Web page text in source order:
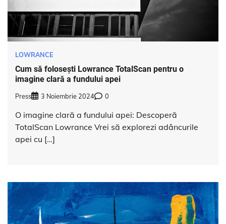
LOWRANCE
Cum să folosești Lowrance TotalScan pentru o
imagine clară a fundului apei
Press 3 Noiembrie 2024 0
O imagine clară a fundului apei: Descoperă
TotalScan Lowrance Vrei să explorezi adâncurile
apei cu […]